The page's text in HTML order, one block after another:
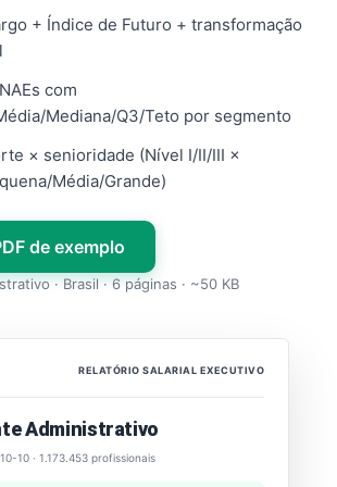
+ Índice de Futuro + transformação
com
Mediana/Q3/Teto por segmento
× senioridade (Nível I/II/III ×
Média/Grande)
de exemplo
· Brasil · 6 páginas · ~50 KB
RELATÓRIO SALARIAL EXECUTIVO
Administrativo
10 · 1.173.453 profissionais